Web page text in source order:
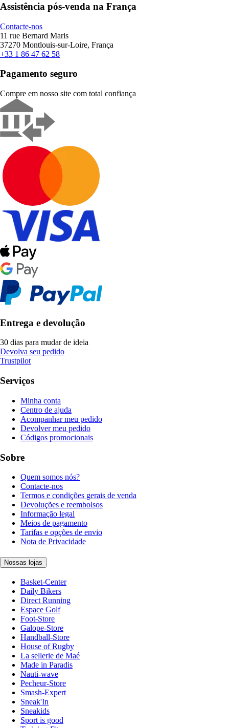
Assistência pós-venda na França
Contacte-nos
11 rue Bernard Maris
37270 Montlouis-sur-Loire, França
+33 1 86 47 62 58
Pagamento seguro
Compre em nosso site com total confiança
Entrega e devolução
30 dias para mudar de ideia
Devolva seu pedido
Trustpilot
Serviços
Minha conta
Centro de ajuda
Acompanhar meu pedido
Devolver meu pedido
Códigos promocionais
Sobre
Quem somos nós?
Contacte-nos
Termos e condições gerais de venda
Devoluções e reembolsos
Informação legal
Meios de pagamento
Tarifas e opções de envio
Nota de Privacidade
Nossas lojas
Basket-Center
Daily Bikers
Direct Running
Espace Golf
Foot-Store
Galope-Store
Handball-Store
House of Rugby
La sellerie de Maé
Made in Paradis
Nauti-wave
Pecheur-Store
Smash-Expert
Sneak'In
Sneakids
Sport is good